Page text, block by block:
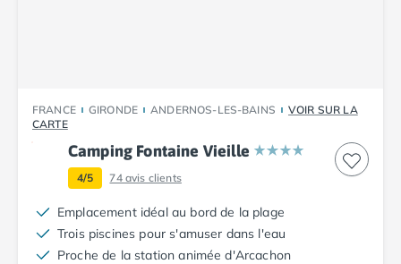
Camping Dinard
Camping Saint-Malo
Camping Morbihan
Camping Auray
Camping Carnac
Camping La Trinité sur Mer
Camping Locmariaquer
Camping Penestin
FRANCE GIRONDE ANDERNOS-LES-BAINS
VOIR SUR LA
CARTE
Camping Fontaine Vieille
4/5 74 avis clients
Emplacement idéal au bord de la plage
Trois piscines pour s'amuser dans l'eau
Proche de la station animée d'Arcachon